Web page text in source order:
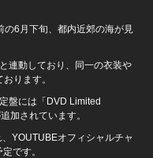
6月下旬、都内近郊の海が見
連動しており、同一の衣装や
ります。
盤には「DVD Limited
加されています。
YOUTUBEオフィシャルチャ
です。